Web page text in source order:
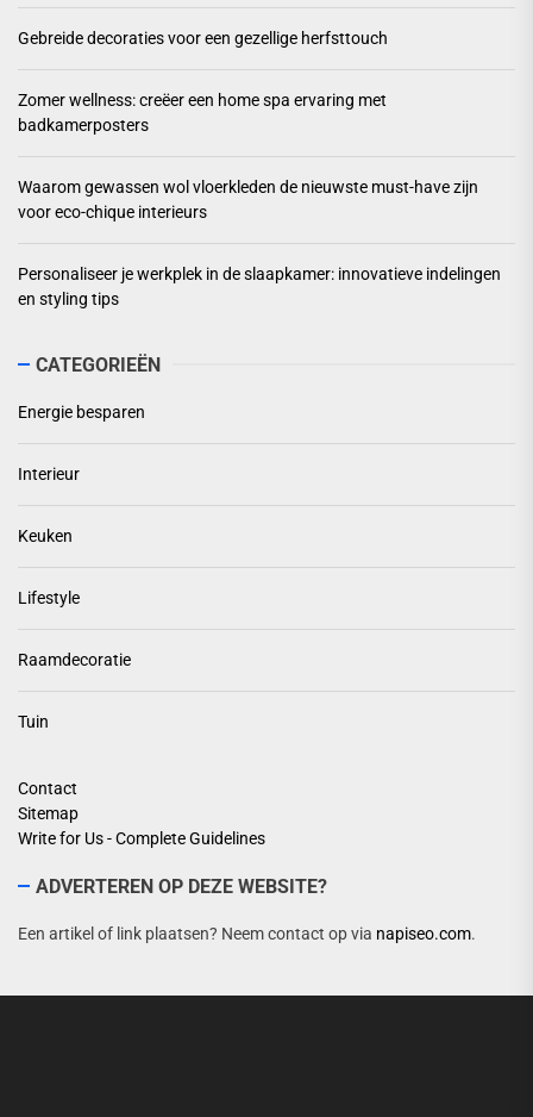
Gebreide decoraties voor een gezellige herfsttouch
Zomer wellness: creëer een home spa ervaring met
badkamerposters
Waarom gewassen wol vloerkleden de nieuwste must-have zijn
voor eco-chique interieurs
Personaliseer je werkplek in de slaapkamer: innovatieve indelingen
en styling tips
CATEGORIEËN
Energie besparen
Interieur
Keuken
Lifestyle
Raamdecoratie
Tuin
Contact
Sitemap
Write for Us - Complete Guidelines
ADVERTEREN OP DEZE WEBSITE?
Een artikel of link plaatsen? Neem contact op via napiseo.com.